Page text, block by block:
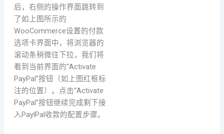
后，右侧的操作界面跳转到
了如上图所示的
WooCommerce设置的付款
选项卡界面中，将浏览器的
滚动条稍微往下拉，我们将
看到当前界面的“Activate
PayPal”按钮（如上图红框标
注的位置）。点击“Activate
PayPal”按钮继续完成剩下接
入PaylPal收款的配置步骤。